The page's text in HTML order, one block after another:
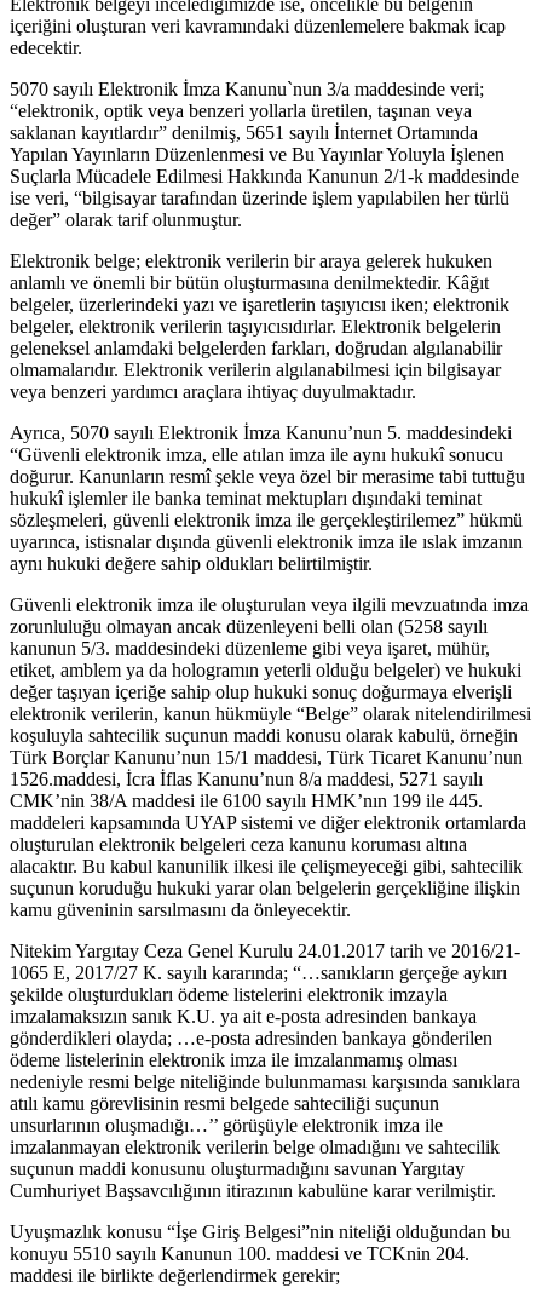
Elektronik belgeyi incelediğimizde ise, öncelikle bu belgenin
içeriğini oluşturan veri kavramındaki düzenlemelere bakmak icap
edecektir.
5070 sayılı Elektronik İmza Kanunu`nun 3/a maddesinde veri;
“elektronik, optik veya benzeri yollarla üretilen, taşınan veya
saklanan kayıtlardır” denilmiş, 5651 sayılı İnternet Ortamında
Yapılan Yayınların Düzenlenmesi ve Bu Yayınlar Yoluyla İşlenen
Suçlarla Mücadele Edilmesi Hakkında Kanunun 2/1-k maddesinde
ise veri, “bilgisayar tarafından üzerinde işlem yapılabilen her türlü
değer” olarak tarif olunmuştur.
Elektronik belge; elektronik verilerin bir araya gelerek hukuken
anlamlı ve önemli bir bütün oluşturmasına denilmektedir. Kâğıt
belgeler, üzerlerindeki yazı ve işaretlerin taşıyıcısı iken; elektronik
belgeler, elektronik verilerin taşıyıcısıdırlar. Elektronik belgelerin
geleneksel anlamdaki belgelerden farkları, doğrudan algılanabilir
olmamalarıdır. Elektronik verilerin algılanabilmesi için bilgisayar
veya benzeri yardımcı araçlara ihtiyaç duyulmaktadır.
Ayrıca, 5070 sayılı Elektronik İmza Kanunu’nun 5. maddesindeki
“Güvenli elektronik imza, elle atılan imza ile aynı hukukî sonucu
doğurur. Kanunların resmî şekle veya özel bir merasime tabi tuttuğu
hukukî işlemler ile banka teminat mektupları dışındaki teminat
sözleşmeleri, güvenli elektronik imza ile gerçekleştirilemez” hükmü
uyarınca, istisnalar dışında güvenli elektronik imza ile ıslak imzanın
aynı hukuki değere sahip oldukları belirtilmiştir.
Güvenli elektronik imza ile oluşturulan veya ilgili mevzuatında imza
zorunluluğu olmayan ancak düzenleyeni belli olan (5258 sayılı
kanunun 5/3. maddesindeki düzenleme gibi veya işaret, mühür,
etiket, amblem ya da hologramın yeterli olduğu belgeler) ve hukuki
değer taşıyan içeriğe sahip olup hukuki sonuç doğurmaya elverişli
elektronik verilerin, kanun hükmüyle “Belge” olarak nitelendirilmesi
koşuluyla sahtecilik suçunun maddi konusu olarak kabulü, örneğin
Türk Borçlar Kanunu’nun 15/1 maddesi, Türk Ticaret Kanunu’nun
1526.maddesi, İcra İflas Kanunu’nun 8/a maddesi, 5271 sayılı
CMK’nin 38/A maddesi ile 6100 sayılı HMK’nın 199 ile 445.
maddeleri kapsamında UYAP sistemi ve diğer elektronik ortamlarda
oluşturulan elektronik belgeleri ceza kanunu koruması altına
alacaktır. Bu kabul kanunilik ilkesi ile çelişmeyeceği gibi, sahtecilik
suçunun koruduğu hukuki yarar olan belgelerin gerçekliğine ilişkin
kamu güveninin sarsılmasını da önleyecektir.
Nitekim Yargıtay Ceza Genel Kurulu 24.01.2017 tarih ve 2016/21-
1065 E, 2017/27 K. sayılı kararında; “…sanıkların gerçeğe aykırı
şekilde oluşturdukları ödeme listelerini elektronik imzayla
imzalamaksızın sanık K.U. ya ait e-posta adresinden bankaya
gönderdikleri olayda; …e-posta adresinden bankaya gönderilen
ödeme listelerinin elektronik imza ile imzalanmamış olması
nedeniyle resmi belge niteliğinde bulunmaması karşısında sanıklara
atılı kamu görevlisinin resmi belgede sahteciliği suçunun
unsurlarının oluşmadığı…’’ görüşüyle elektronik imza ile
imzalanmayan elektronik verilerin belge olmadığını ve sahtecilik
suçunun maddi konusunu oluşturmadığını savunan Yargıtay
Cumhuriyet Başsavcılığının itirazının kabulüne karar verilmiştir.
Uyuşmazlık konusu “İşe Giriş Belgesi”nin niteliği olduğundan bu
konuyu 5510 sayılı Kanunun 100. maddesi ve TCKnin 204.
maddesi ile birlikte değerlendirmek gerekir;